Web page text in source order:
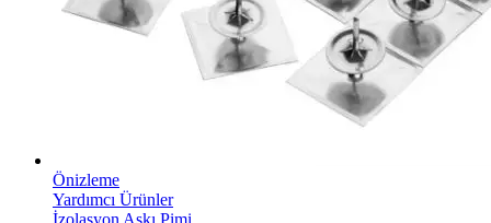
Önizleme
Yardımcı Ürünler